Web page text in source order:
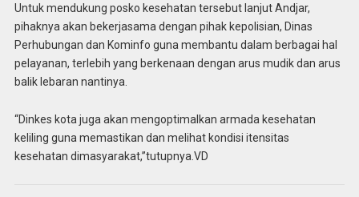
Untuk mendukung posko kesehatan tersebut lanjut Andjar,
pihaknya akan bekerjasama dengan pihak kepolisian, Dinas
Perhubungan dan Kominfo guna membantu dalam berbagai hal
pelayanan, terlebih yang berkenaan dengan arus mudik dan arus
balik lebaran nantinya.
“Dinkes kota juga akan mengoptimalkan armada kesehatan
keliling guna memastikan dan melihat kondisi itensitas
kesehatan dimasyarakat,”tutupnya.VD